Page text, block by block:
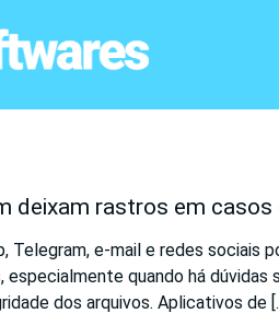
deixam rastros em casos
Telegram, e-mail e redes sociais
especialmente quando há dúvidas
dos arquivos. Aplicativos de